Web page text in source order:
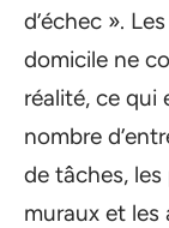
d’échec ».
domicile ne
réalité, ce qui
nombre
de tâches,
muraux et les